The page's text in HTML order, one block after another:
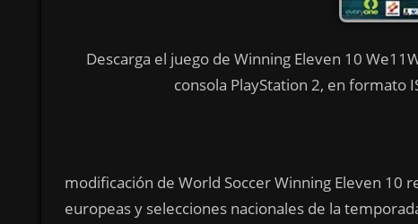
Descarga el juego de Winning Eleven 10
consola PlayStation 2, en formato
modificación de World Soccer Winning Eleven 10
europeas y selecciones nacionales de la